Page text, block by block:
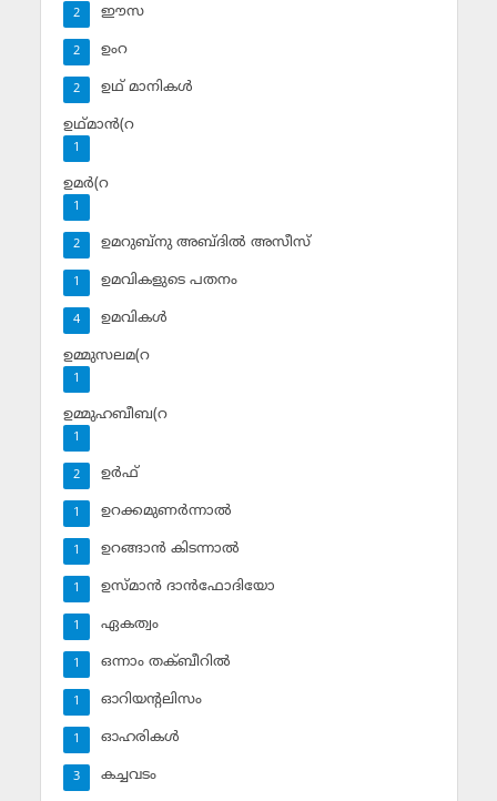
ഈസ
2
ഉംറ
2
ഉഥ് മാനികള്‍
2
ഉഥ്മാന്‍(റ
1
ഉമര്‍(റ
1
ഉമറുബ്‌നു അബ്ദില്‍ അസീസ്‌
2
ഉമവികളുടെ പതനം
1
ഉമവികള്‍
4
ഉമ്മുസലമ(റ
1
ഉമ്മുഹബീബ(റ
1
ഉര്‍ഫ്
2
ഉറക്കമുണര്‍ന്നാല്‍
1
ഉറങ്ങാന്‍ കിടന്നാല്‍
1
ഉസ്മാന്‍ ദാന്‍ഫോദിയോ
1
ഏകത്വം
1
ഒന്നാം തക്ബീറില്‍
1
ഓറിയന്റലിസം
1
ഓഹരികള്‍
1
കച്ചവടം
3